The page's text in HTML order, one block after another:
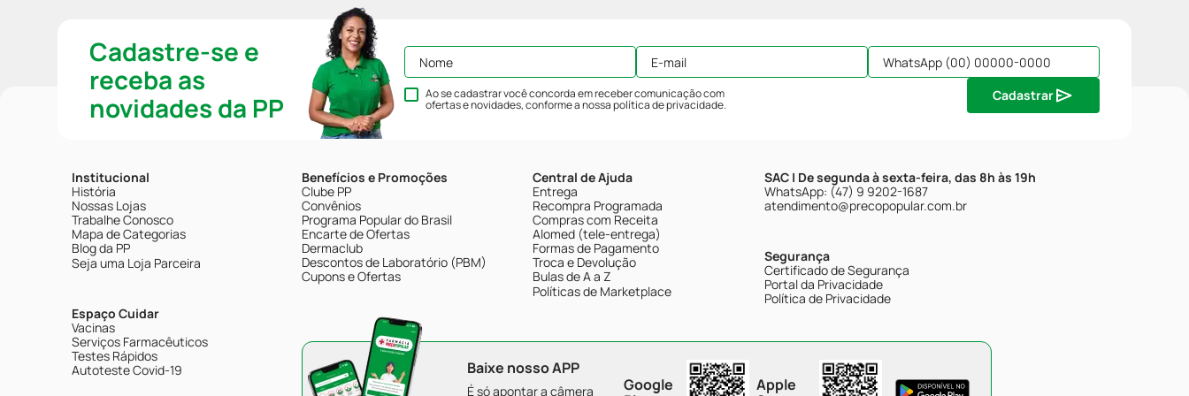
Cadastre-se e
receba as
novidades da PP
Ao se cadastrar você concorda em receber comunicação com
ofertas e novidades, conforme a nossapolítica de privacidade.
Cadastrar
Institucional
História
Nossas Lojas
Trabalhe Conosco
Mapa de Categorias
Blog da PP
Seja uma Loja Parceira
Espaço Cuidar
Vacinas
Serviços Farmacêuticos
Testes Rápidos
Autoteste Covid-19
Benefícios e Promoções
Clube PP
Convênios
Programa Popular do Brasil
Encarte de Ofertas
Dermaclub
Descontos de Laboratório (PBM)
Cupons e Ofertas
Central de Ajuda
Entrega
Recompra Programada
Compras com Receita
Alomed (tele-entrega)
Formas de Pagamento
Troca e Devolução
Bulas de A a Z
Políticas de Marketplace
SAC | De segunda à sexta-feira, das 8h às 19h
WhatsApp: (47) 9 9202-1687
atendimento@precopopular.com.br
Segurança
Certificado de Segurança
Portal da Privacidade
Política de Privacidade
Baixe nosso APP
É só apontar a câmera
Google
Apple